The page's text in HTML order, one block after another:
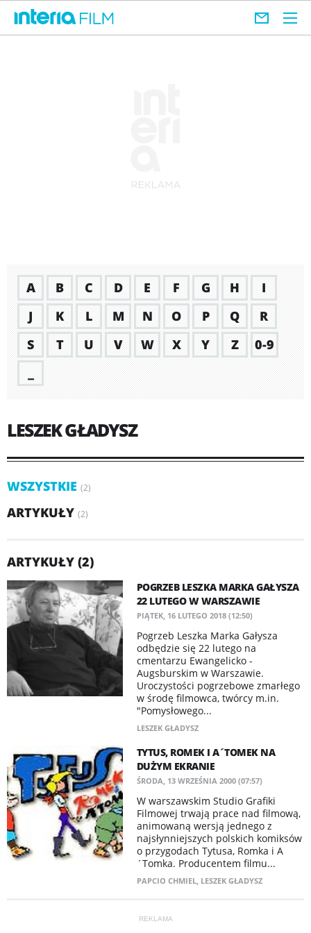
A B C D E F G H
I
J
K L M N O P Q
R
S
T U V W X Y Z
0-9
LESZEK GŁADYSZ
WSZYSTKIE (2)
ARTYKUŁY (2)
ARTYKUŁY (2)
POGRZEB LESZKA MARKA GAŁYSZA
22 LUTEGO W WARSZAWIE
PIĄTEK, 16 LUTEGO 2018 (12:50)
Pogrzeb Leszka Marka Gałysza
odbędzie się 22 lutego na
cmentarzu Ewangelicko -
Augsburskim w Warszawie.
Uroczystości pogrzebowe zmarłego
w środę filmowca, twórcy m.in.
"Pomysłowego...
LESZEK GŁADYSZ
TYTUS, ROMEK I A´TOMEK NA
DUŻYM EKRANIE
ŚRODA, 13 WRZEŚNIA 2000 (07:57)
W warszawskim Studio Grafiki
Filmowej trwają prace nad filmową,
animowaną wersją jednego z
najsłynniejszych polskich komiksów
o przygodach Tytusa, Romka i A
´Tomka. Producentem filmu...
PAPCIO CHMIEL, LESZEK GŁADYSZ
REKLAMA